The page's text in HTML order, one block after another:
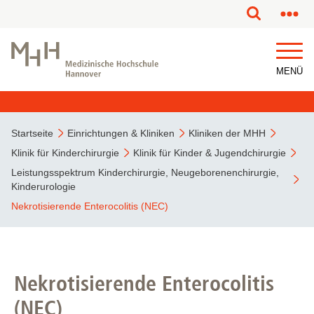
MENÜ
Startseite Einrichtungen & Kliniken
Kliniken der MHH
Klinik für Kinderchirurgie
Klinik für Kinder & Jugendchirurgie
Leistungsspektrum Kinderchirurgie, Neugeborenenchirurgie,
Kinderurologie
Nekrotisierende Enterocolitis (NEC)
Nekrotisierende Enterocolitis
(NEC)